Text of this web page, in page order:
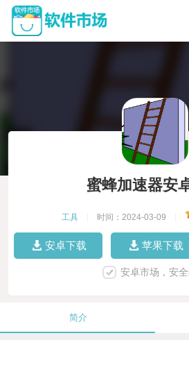
蜜蜂加速器安
工具 时间：2024-03-09
安卓下载 苹果下载
安卓市场，安
简介